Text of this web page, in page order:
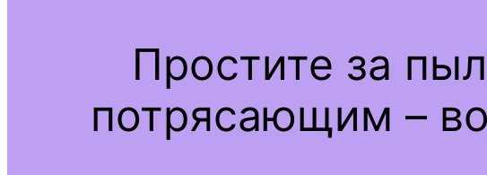
Простите за
потрясающим –